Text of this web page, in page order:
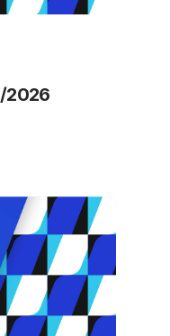
2026